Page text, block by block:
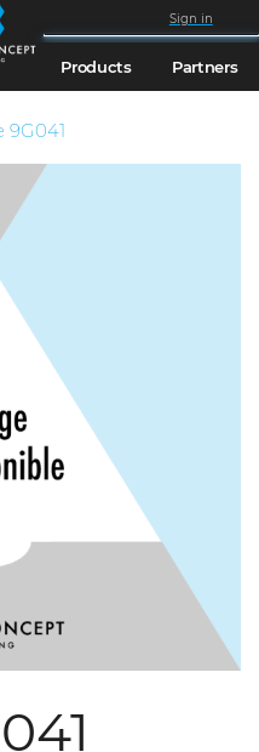
Sign in
Products Partners
9G041